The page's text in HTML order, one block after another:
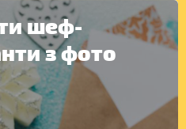
шеф-
з фото